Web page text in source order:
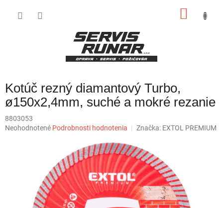
Kotúč rezný diamantový Turbo,
ø150x2,4mm, suché a mokré rezanie
8803053
Priemerné
hviezdičiek.
Neohodnotené Podrobnosti hodnotenia Značka: EXTOL PREMIUM